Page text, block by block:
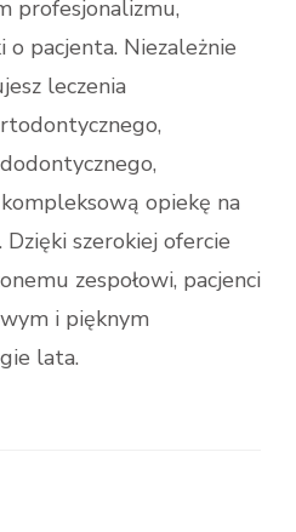
profesjonalizmu,
o pacjenta. Niezależnie
leczenia
opiekę na
szerokiej ofercie
zespołowi, pacjenci
i pięknym
lata.